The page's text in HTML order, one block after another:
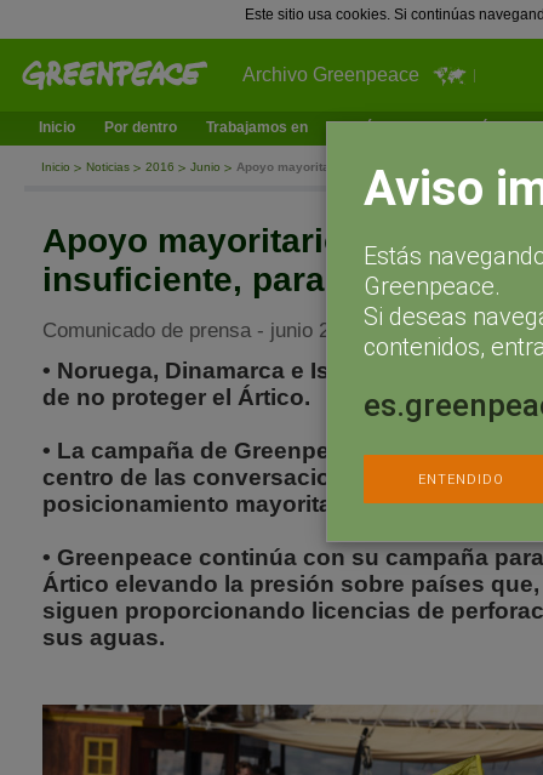
Este sitio usa cookies. Si continúas
Archivo Greenpeace
Inicio Por dentro Trabajamos en ¿Qué puedes hacer tú?
Inicio Noticias 2016 Junio Apoyo mayoritario en OSPAR, pero insuficiente,
Apoyo mayoritario en OSPAR,
insuficiente, para proteger el
Comunicado de prensa - junio 24, 2016
• Noruega, Dinamarca e Islandia se quedan
de no proteger el Ártico.
• La campaña de Greenpeace pone la
centro de las conversaciones de OSPAR y
posicionamiento mayoritario y contundente
• Greenpeace continúa con su campaña
Ártico elevando la presión sobre países
siguen proporcionando licencias de
sus aguas.
Aviso
Estás
Greenpeace.
Si deseas
contenidos,
ENTENDIDO